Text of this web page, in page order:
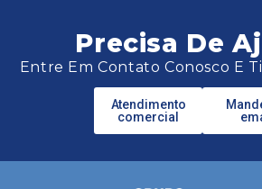
Precisa De
Entre Em Contato Conosco E
Atendimento
comercial